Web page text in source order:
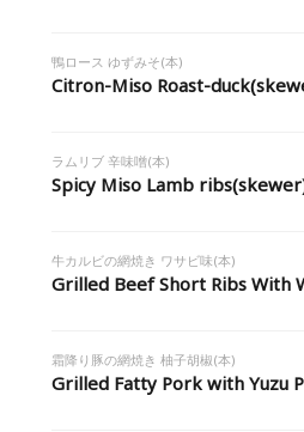
鴨ロース ゆずみそ(本)
Citron-Miso Roast-
ラムリブ 辛味噌(本)
Spicy Miso Lamb
牛カルビの網焼き ワサビ味(本)
Grilled Beef Short Ribs With
霜降り豚の網焼き 柚子胡椒(本)
Grilled Fatty Pork with Yuzu